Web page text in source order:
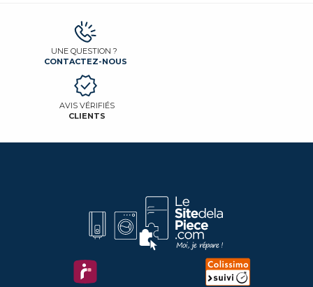
UNE QUESTION ?
CONTACTEZ-NOUS
AVIS VÉRIFIÉS
CLIENTS